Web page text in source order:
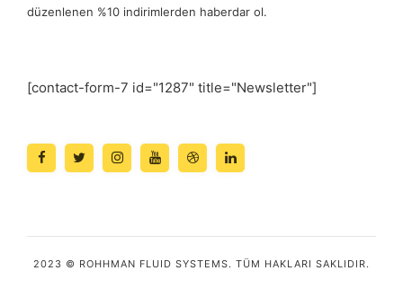
düzenlenen %10 indirimlerden haberdar ol.
[contact-form-7 id="1287" title="Newsletter"]
2023 © ROHHMAN FLUID SYSTEMS. TÜM HAKLARI SAKLIDIR.